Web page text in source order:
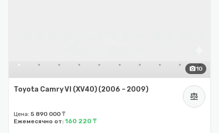
photo_camera10
Toyota Camry VI (XV40) (2006 – 2009)
balance
Цена: 5 890 000 ₸
Ежемесячно от: 160 220 ₸